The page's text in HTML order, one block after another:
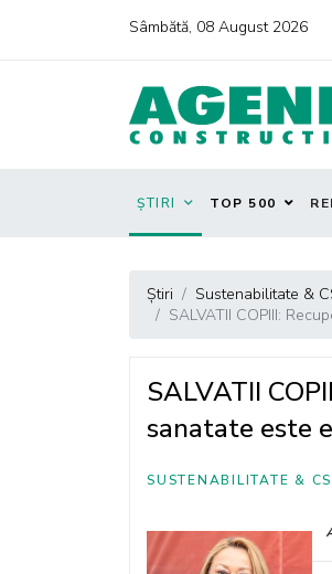
Sâmbătă, 08 August 2026
ȘTIRI TOP 500
Știri
Sustenabilitate &
SALVATII COPIII:
SALVATII
sanatate este
SUSTENABILITATE &